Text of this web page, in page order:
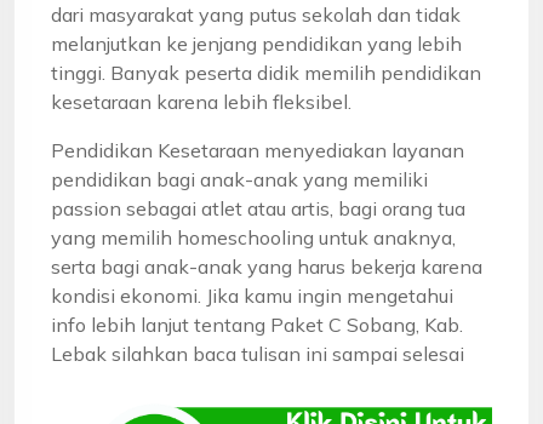
dari masyarakat yang putus sekolah dan tidak
melanjutkan ke jenjang pendidikan yang lebih
tinggi. Banyak peserta didik memilih pendidikan
kesetaraan karena lebih fleksibel.
Pendidikan Kesetaraan menyediakan layanan
pendidikan bagi anak-anak yang memiliki
passion sebagai atlet atau artis, bagi orang tua
yang memilih homeschooling untuk anaknya,
serta bagi anak-anak yang harus bekerja karena
kondisi ekonomi. Jika kamu ingin mengetahui
info lebih lanjut tentang Paket C Sobang, Kab.
Lebak silahkan baca tulisan ini sampai selesai